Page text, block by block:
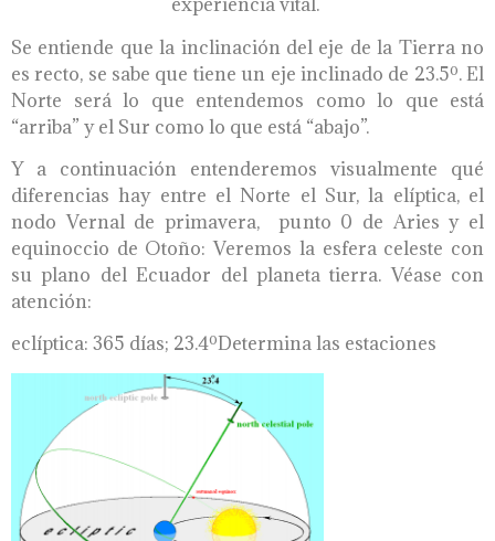
Se entiende que la inclinación del eje de la Tierra no
es recto, se sabe que tiene un eje inclinado de 23.5º. El
Norte será lo que entendemos como lo que está
“arriba” y el Sur como lo que está “abajo”.
Y a continuación entenderemos visualmente qué
diferencias hay entre el Norte el Sur, la elíptica, el
nodo Vernal de primavera, punto 0 de Aries y el
equinoccio de Otoño: Veremos la esfera celeste con
su plano del Ecuador del planeta tierra. Véase con
atención:
eclíptica: 365 días; 23.4ºDetermina las estaciones